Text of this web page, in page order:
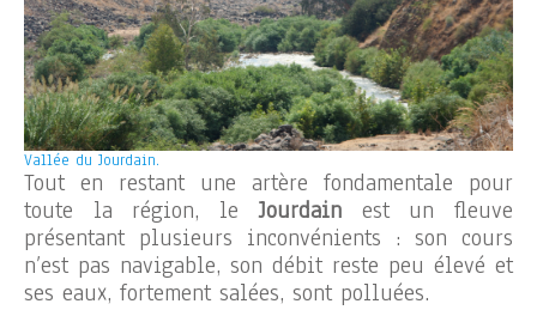
Vallée du Jourdain.
Tout en restant une artère fondamentale pour
toute la région, leJourdainest un fleuve
présentant plusieurs inconvénients : son cours
n’est pas navigable, son débit reste peu élevé et
ses eaux, fortement salées, sont polluées.